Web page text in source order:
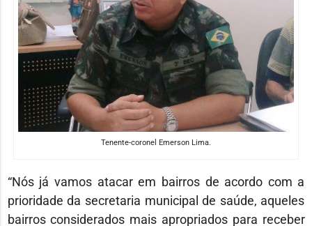
Tenente-coronel Emerson Lima.
“Nós já vamos atacar em bairros de acordo com a
prioridade da secretaria municipal de saúde, aqueles
bairros considerados mais apropriados para receber